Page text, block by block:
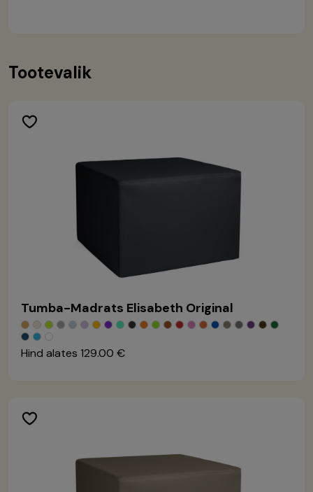
Tootevalik
Tumba-Madrats Elisabeth Original
Hind alates 129.00 €